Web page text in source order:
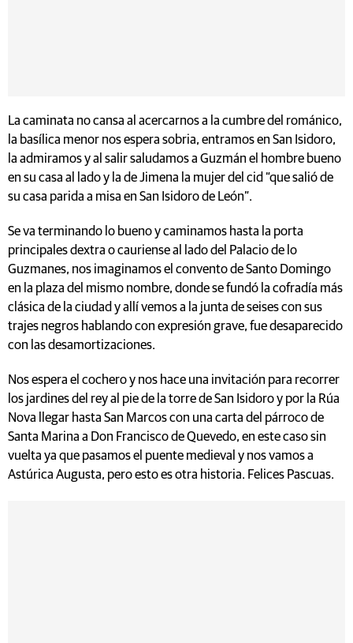
La caminata no cansa al acercarnos a la cumbre del románico,
la basílica menor nos espera sobria, entramos en San Isidoro,
la admiramos y al salir saludamos a Guzmán el hombre bueno
en su casa al lado y la de Jimena la mujer del cid “que salió de
su casa parida a misa en San Isidoro de León”.
Se va terminando lo bueno y caminamos hasta la porta
principales dextra o cauriense al lado del Palacio de lo
Guzmanes, nos imaginamos el convento de Santo Domingo
en la plaza del mismo nombre, donde se fundó la cofradía más
clásica de la ciudad y allí vemos a la junta de seises con sus
trajes negros hablando con expresión grave, fue desaparecido
con las desamortizaciones.
Nos espera el cochero y nos hace una invitación para recorrer
los jardines del rey al pie de la torre de San Isidoro y por la Rúa
Nova llegar hasta San Marcos con una carta del párroco de
Santa Marina a Don Francisco de Quevedo, en este caso sin
vuelta ya que pasamos el puente medieval y nos vamos a
Astúrica Augusta, pero esto es otra historia. Felices Pascuas.